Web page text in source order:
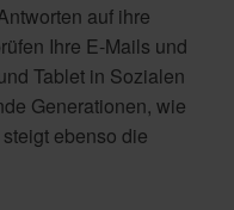
auf ihre
Ihre E-Mails und
Tablet in Sozialen
Generationen, wie
ebenso die